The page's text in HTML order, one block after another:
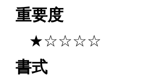
重要度
★☆☆☆☆
書式